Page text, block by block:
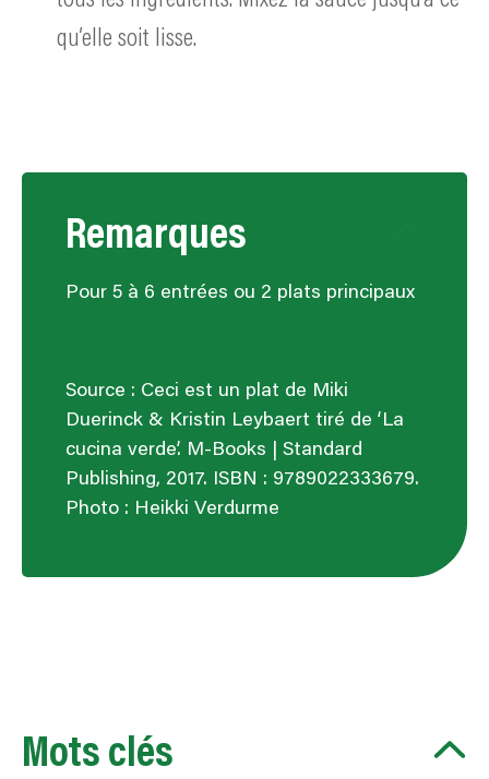
qu’elle soit lisse.
Remarques
Pour 5 à 6 entrées ou 2 plats principaux
Source : Ceci est un plat de Miki
Duerinck & Kristin Leybaert tiré de ‘La
cucina verde’. M-Books | Standard
Publishing, 2017. ISBN : 9789022333679.
Photo : Heikki Verdurme
Mots clés